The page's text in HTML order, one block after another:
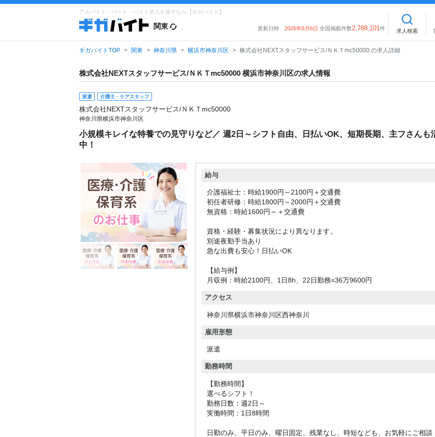
アルバイト・パート・バイト求人を探すなら【ギガバイト】
関東 更新日時 2026年8月6日 全国掲載件数2,788,101件 求人検索
ギガバイトTOP 関東 神奈川県 横浜市神奈川区 株式会社NEXTスタッフサービス/ＮＫＴmc50000 の求人詳細
株式会社NEXTスタッフサービス/ＮＫＴmc50000 横浜市神奈川区の求人情報
派遣 介護士・ケアスタッフ
株式会社NEXTスタッフサービス/ＮＫＴmc50000
神奈川県横浜市神奈川区
小規模キレイな特養での見守りなど／ 週2日～シフト自由、日払いOK、短期長期、主フさんも
中！
給与
介護福祉士：時給1900円～2100円＋交通費
初任者研修：時給1800円～2000円＋交通費
無資格：時給1600円～＋交通費
資格・経験・募集状況により異なります。
別途夜勤手当あり
急な出費も安心！日払いOK
【給与例】
月収例：時給2100円、1日8h、22日勤務=36万9600円
アクセス
神奈川県横浜市神奈川区西神奈川
雇用形態
派遣
勤務時間
【勤務時間】
選べるシフト！
勤務日数：週2日～
実働時間：1日8時間
日勤のみ、平日のみ、曜日固定、残業なし、時短なども、お気軽にご相談